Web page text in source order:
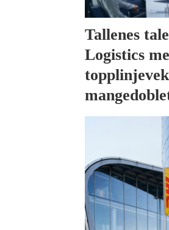
Tallenes
Logistics